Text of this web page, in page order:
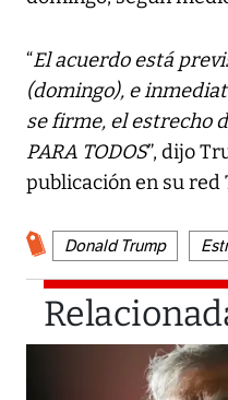
“El acuerdo está
(domingo), e
se firme, el estrecho
PARA TODOS”, dijo
publicación en su red
Donald Trump